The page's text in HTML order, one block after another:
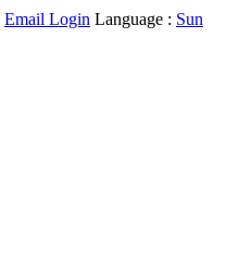
Email Login Language : Sun